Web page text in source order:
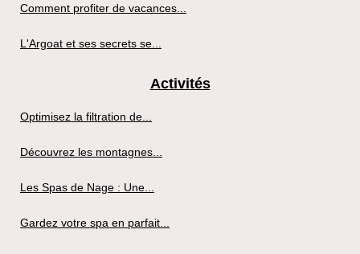
Comment profiter de vacances...
L'Argoat et ses secrets se...
Activités
Optimisez la filtration de...
Découvrez les montagnes...
Les Spas de Nage : Une...
Gardez votre spa en parfait...